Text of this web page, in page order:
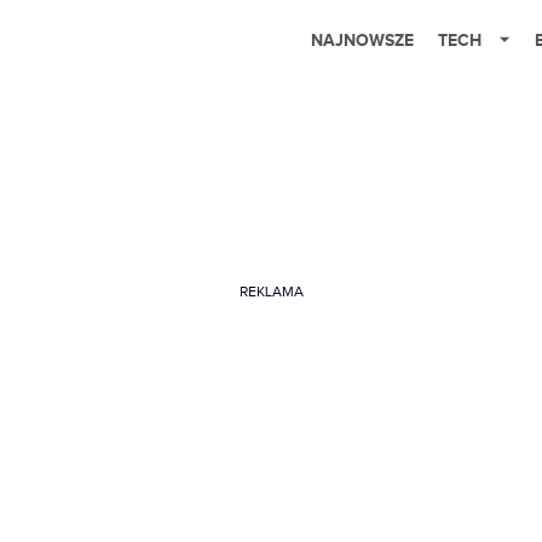
NAJNOWSZE TECH
REKLAMA